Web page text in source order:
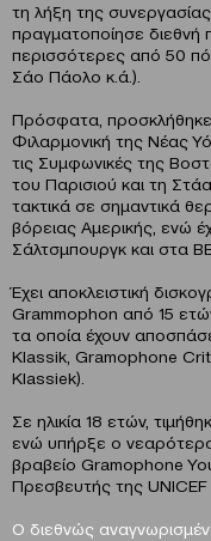
τη λήξη της
πραγματοποίησε διεθνή
περισσότερες από 50
Σάο Πάολο κ.ά.).
Πρόσφατα,
Φιλαρμονική της Νέας
τις Συμφωνικές της
του Παρισιού και τη
τακτικά σε σημαντικά
βόρειας Αμερικής, ενώ
Σάλτσμπουργκ και στα
Έχει αποκλειστική
Grammophon από 15
τα οποία έχουν
Klassik, Gramophone
Klassiek).
Σε ηλικία 18 ετών,
ενώ υπήρξε ο
βραβείο Gramophone
Πρεσβευτής της UNICEF
Ο διεθνώς